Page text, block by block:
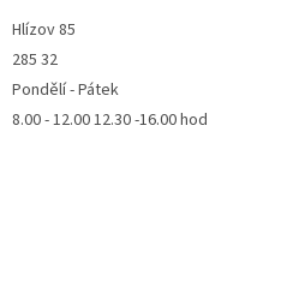
Hlízov 85
285 32
Pondělí - Pátek
8.00 - 12.00 12.30 -16.00 hod